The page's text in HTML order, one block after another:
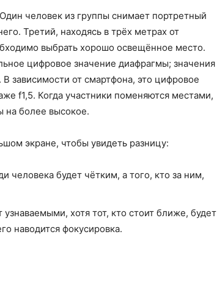
человек из группы снимает портретный
Третий, находясь в трёх метрах от
выбрать хорошо освещённое место.
цифровое значение диафрагмы; значения
зависимости от смартфона, это цифровое
f1,5. Когда участники поменяются местами,
на более высокое.
экране, чтобы увидеть разницу:
человека будет чётким, а того, кто за ним,
хотя тот, кто стоит ближе, будет
наводится фокусировка.